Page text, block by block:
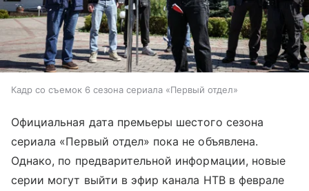
Кадр со съемок 6 сезона сериала «Первый отдел»
Официальная дата премьеры шестого сезона
сериала «Первый отдел» пока не объявлена.
Однако, по предварительной информации, новые
серии могут выйти в эфир канала НТВ в феврале